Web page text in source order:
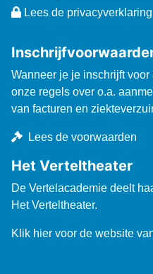
Lees de privacyverklaring
Wanneer je je inschrijft
onze regels over o.a.
van facturen en
Lees de voorwaarden
Het Verteltheater
De Vertelacademie deelt
Het Verteltheater.
Klik hier voor de website